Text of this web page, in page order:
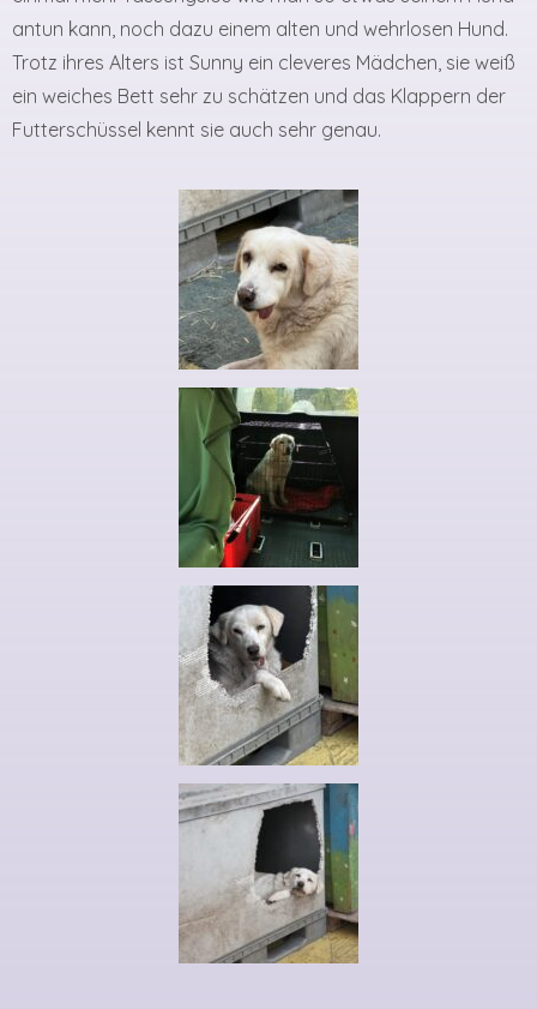
antun kann, noch dazu einem alten und wehrlosen Hund.
Trotz ihres Alters ist Sunny ein cleveres Mädchen, sie weiß
ein weiches Bett sehr zu schätzen und das Klappern der
Futterschüssel kennt sie auch sehr genau.